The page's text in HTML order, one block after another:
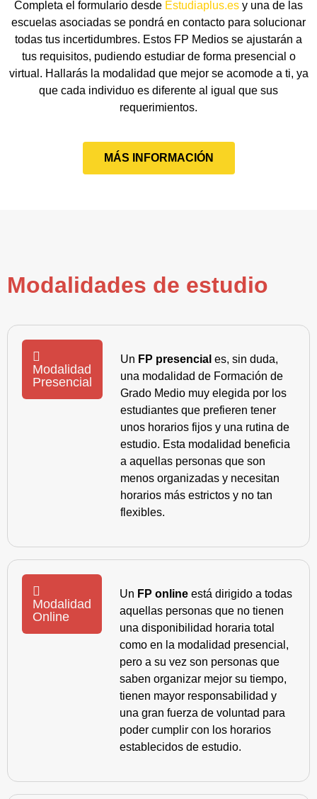
Completa el formulario desde Estudiaplus.es y una de las
escuelas asociadas se pondrá en contacto para solucionar
todas tus incertidumbres. Estos FP Medios se ajustarán a
tus requisitos, pudiendo estudiar de forma presencial o
virtual. Hallarás la modalidad que mejor se acomode a ti, ya
que cada individuo es diferente al igual que sus
requerimientos.
MÁS INFORMACIÓN
Modalidades de estudio
Modalidad
Presencial
Un FP presencial es, sin duda,
una modalidad de Formación de
Grado Medio muy elegida por los
estudiantes que prefieren tener
unos horarios fijos y una rutina de
estudio. Esta modalidad beneficia
a aquellas personas que son
menos organizadas y necesitan
horarios más estrictos y no tan
flexibles.
Modalidad
Online
Un FP online está dirigido a todas
aquellas personas que no tienen
una disponibilidad horaria total
como en la modalidad presencial,
pero a su vez son personas que
saben organizar mejor su tiempo,
tienen mayor responsabilidad y
una gran fuerza de voluntad para
poder cumplir con los horarios
establecidos de estudio.